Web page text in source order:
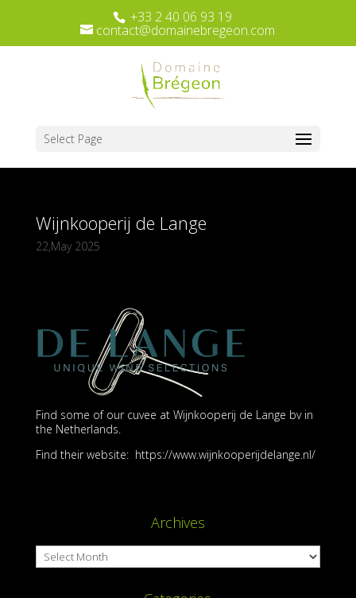
+33 2 40 06 93 19
contact@domainebregeon.com
Select Page
Wijnkooperij de Lange
22,May 2025
Find some of our cuvee at Wijnkooperij de Lange bv in
the Netherlands.
Find their website: https://www.wijnkooperijdelange.nl/
Archives
Archives